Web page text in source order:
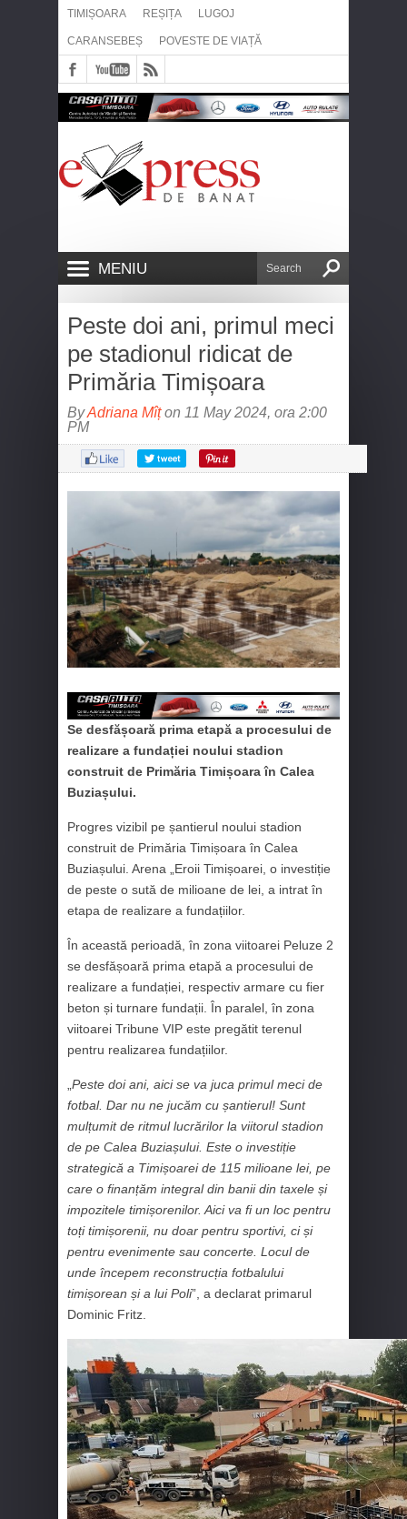
TIMIȘOARA REȘIȚA LUGOJ
CARANSEBEȘ POVESTE DE VIAȚĂ
MENIU
Peste doi ani, primul meci
pe stadionul ridicat de
Primăria Timișoara
ByAdriana Mîțon 11 May 2024, ora 2:00
PM
Se desfășoară prima etapă a procesului de
realizare a fundației noului stadion
construit de Primăria Timișoara în Calea
Buziașului.
Progres vizibil pe șantierul noului stadion
construit de Primăria Timișoara în Calea
Buziașului. Arena „Eroii Timișoarei, o investiție
de peste o sută de milioane de lei, a intrat în
etapa de realizare a fundațiilor.
În această perioadă, în zona viitoarei Peluze 2
se desfășoară prima etapă a procesului de
realizare a fundației, respectiv armare cu fier
beton și turnare fundații. În paralel, în zona
viitoarei Tribune VIP este pregătit terenul
pentru realizarea fundațiilor.
Peste doi ani, aici se va juca primul meci de
fotbal. Dar nu ne jucăm cu șantierul! Sunt
mulțumit de ritmul lucrărilor la viitorul stadion
de pe Calea Buziașului. Este o investiție
strategică a Timișoarei de 115 milioane lei, pe
care o finanțăm integral din banii din taxele și
impozitele timișorenilor. Aici va fi un loc pentru
toți timișorenii, nu doar pentru sportivi, ci și
pentru evenimente sau concerte. Locul de
unde începem reconstrucția fotbalului
timișorean și a lui Poli”, a declarat primarul
Dominic Fritz.